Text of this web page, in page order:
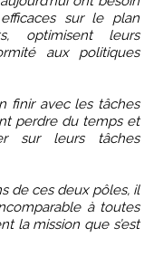
sur le plan
optimisent leurs
aux politiques
finir avec les tâches
perdre du temps et
sur leurs tâches
de ces deux pôles, il
à toutes
la mission que s’est